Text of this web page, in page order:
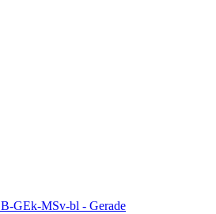
B-GEk-MSv-bl - Gerade